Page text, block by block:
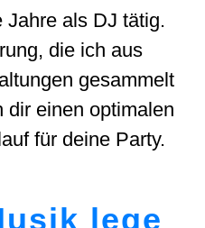
Jahre als DJ tätig.
die ich aus
gesammelt
dir einen optimalen
für deine Party.
lege